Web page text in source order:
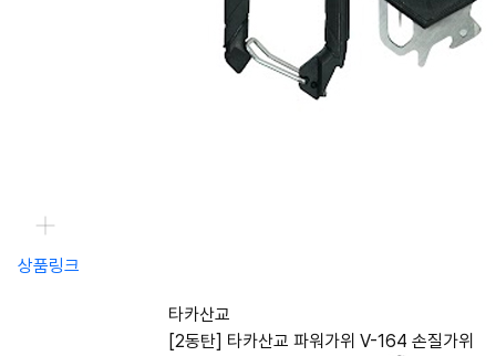
상품링크
타카산교
[2동탄] 타카산교 파워가위 V-164 손질가위